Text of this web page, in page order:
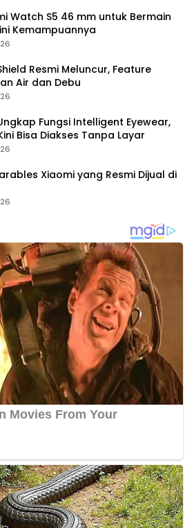
Watch S5 46 mm untuk Bermain
Kemampuannya
Resmi Meluncur, Feature
Air dan Debu
Fungsi Intelligent Eyewear,
Bisa Diakses Tanpa Layar
Xiaomi yang Resmi Dijual di